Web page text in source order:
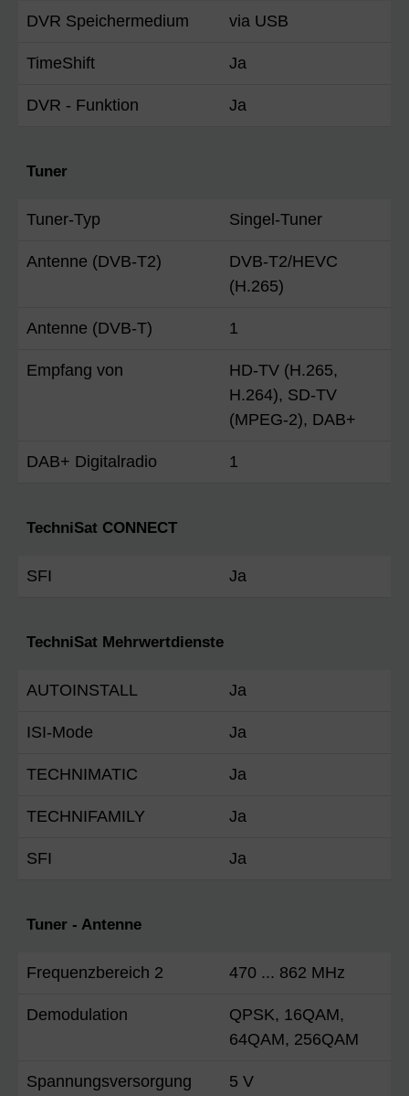
DVR Speichermedium via USB
TimeShift Ja
DVR - Funktion Ja
Tuner
Tuner-Typ Singel-Tuner
Antenne (DVB-T2)
DVB-T2/HEVC
(H.265)
Antenne (DVB-T) 1
Empfang von
HD-TV (H.265,
H.264), SD-TV
(MPEG-2), DAB+
DAB+ Digitalradio 1
TechniSat CONNECT
SFI Ja
TechniSat Mehrwertdienste
AUTOINSTALL Ja
ISI-Mode Ja
TECHNIMATIC Ja
TECHNIFAMILY Ja
SFI Ja
Tuner - Antenne
Frequenzbereich 2 470 ... 862 MHz
Demodulation
QPSK, 16QAM,
64QAM, 256QAM
Spannungsversorgung 5 V